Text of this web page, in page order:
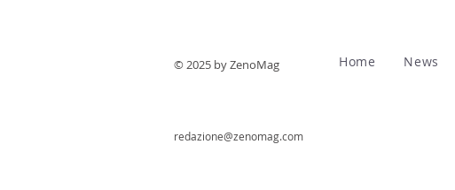
© 2025 by ZenoMag Home News
redazione@zenomag.com